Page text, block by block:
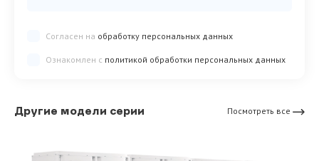
Согласен на обработку персональных данных
Ознакомлен с политикой обработки персональных данных
Другие модели серии Посмотреть все